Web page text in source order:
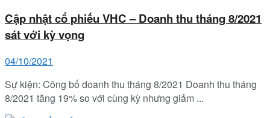
Cập nhật cổ phiếu VHC – Doanh thu tháng 8/2021
sát với kỳ vọng
04/10/2021
Sự kiện: Công bố doanh thu tháng 8/2021 Doanh thu tháng
8/2021 tăng 19% so với cùng kỳ nhưng giảm ...